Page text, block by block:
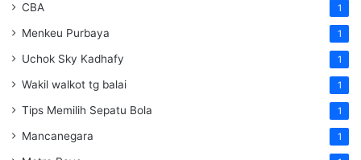
CBA 1
Menkeu Purbaya 1
Uchok Sky Kadhafy 1
Wakil walkot tg balai 1
Tips Memilih Sepatu Bola 1
Mancanegara 1